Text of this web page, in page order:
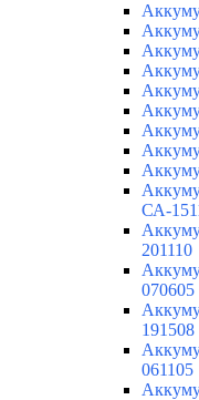
СА-
201110
070605
191508
061105